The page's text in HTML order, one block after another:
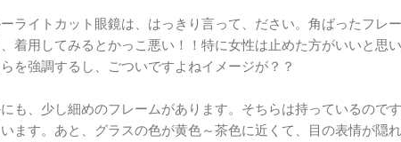
ライトカット眼鏡は、はっきり言って、ださい。角ばったフレ
着用してみるとかっこ悪い！！特に女性は止めた方がいいと思
を強調するし、ごついですよねイメージが？？
も、少し細めのフレームがあります。そちらは持っているのです
ます。あと、グラスの色が黄色～茶色に近くて、目の表情が隠